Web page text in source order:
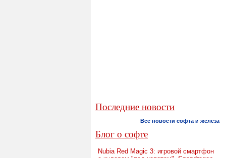
Последние новости
Все новости софта и железа
Блог о софте
Nubia Red Magic 3: игровой смартфон